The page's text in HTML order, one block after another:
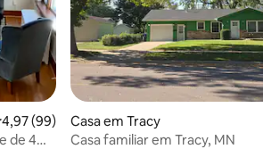
média de 4,97 em 5 estrelas,
4,97 (99)
de 4
Casa em Tracy
Casa familiar em Tracy, MN